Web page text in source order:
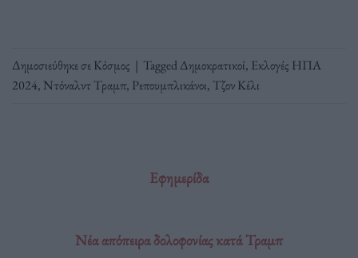
Δημοσιεύθηκε σεΚόσμος | TaggedΔημοκρατικοί, Εκλογές ΗΠΑ
2024, Ντόναλντ Τραμπ, Ρεπουμπλικάνοι, Τζον Κέλι
Εφημερίδα
Νέα απόπειρα δολοφονίας κατά Τραμπ